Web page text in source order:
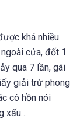
khá nhiều
cửa, đốt 1
qua 7 lần, gái
giải trừ phong
cô hồn nói
xấu…